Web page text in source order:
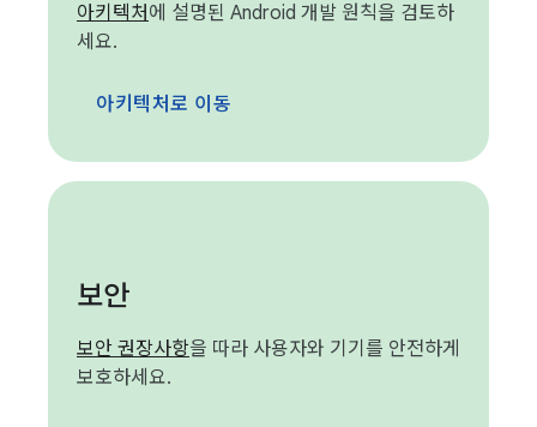
아키텍처 에 설명된 Android 개발 원칙을 검토하
세요.
아키텍처로 이동
보안
보안 권장사항을 따라 사용자와 기기를 안전하게
보호하세요.